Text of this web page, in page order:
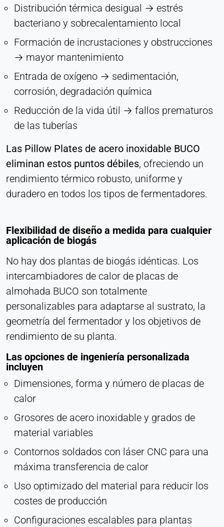
Distribución térmica desigual → estrés
bacteriano y sobrecalentamiento local
Formación de incrustaciones y obstrucciones
→ mayor mantenimiento
Entrada de oxígeno → sedimentación,
corrosión, degradación química
Reducción de la vida útil → fallos prematuros
de las tuberías
Las Pillow Plates de acero inoxidable BUCO
eliminan estos puntos débiles, ofreciendo un
rendimiento térmico robusto, uniforme y
duradero en todos los tipos de fermentadores.
Flexibilidad de diseño a medida para cualquier
aplicación de biogás
No hay dos plantas de biogás idénticas. Los
intercambiadores de calor de placas de
almohada BUCO son totalmente
personalizables para adaptarse al sustrato, la
geometría del fermentador y los objetivos de
rendimiento de su planta.
Las opciones de ingeniería personalizada
incluyen
Dimensiones, forma y número de placas de
calor
Grosores de acero inoxidable y grados de
material variables
Contornos soldados con láser CNC para una
máxima transferencia de calor
Uso optimizado del material para reducir los
costes de producción
Configuraciones escalables para plantas